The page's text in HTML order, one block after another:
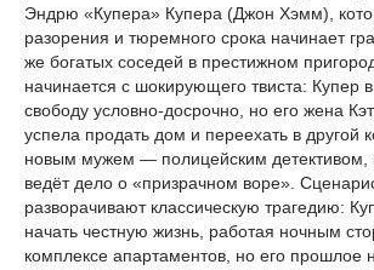
Эндрю «Купера» Купера (Джон Хэмм),
разорения и тюремного срока начинает
же богатых соседей в престижном
начинается с шокирующего твиста: Купер
свободу условно-досрочно, но его жена
успела продать дом и переехать в другой
новым мужем — полицейским детективом,
ведёт дело о «призрачном воре».
разворачивают классическую трагедию:
начать честную жизнь, работая ночным
комплексе апартаментов, но его прошлое